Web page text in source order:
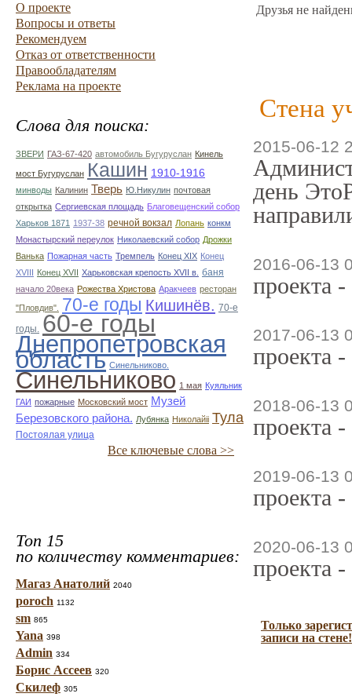
О проекте
Вопросы и ответы
Рекомендуем
Отказ от ответственности
Правообладателям
Реклама на проекте
Слова для поиска:
ЗВЕРИ ГАЗ-67-420 автомобиль Бугуруслан Кинель
мост Бугуруслан Кашин 1910-1916
минводы Калинин Тверь Ю.Никулин почтовая
открытка Сергиевская площадь Благовещенский собор
Харьков 1871 1937-38 речной вокзал Лопань конкм
Монастырский переулок Николаевский собор Дрожки
Ванька Пожарная часть Тремпель Конец XIX Конец
XVIII Конец XVII Харьковская крепость XVII в. баня
начало 20века Рожества Христова Аракчеев ресторан
"Пловдив".
70-е годы Кишинёв. 70-е
годы. 60-е годы
Днепропетровская
область Синельниково.
Синельниково 1 мая Куяльник
ГАИ пожарные Московский мост Музей
Березовского района. Лубянка Николайii Тула
Постоялая улица
Все ключевые слова >>
Топ 15
по количеству комментариев:
Магаз Анатолий 2040
poroch 1132
sm 865
Yana 398
Admin 334
Борис Ассеев 320
Скилеф 305
Друзья не
Стена
2015-06-12
день
2016-06-13
проекта
2017-06-13
проекта
2018-06-13
проекта
2019-06-13
проекта
2020-06-13
проекта
Только
записи на стене!